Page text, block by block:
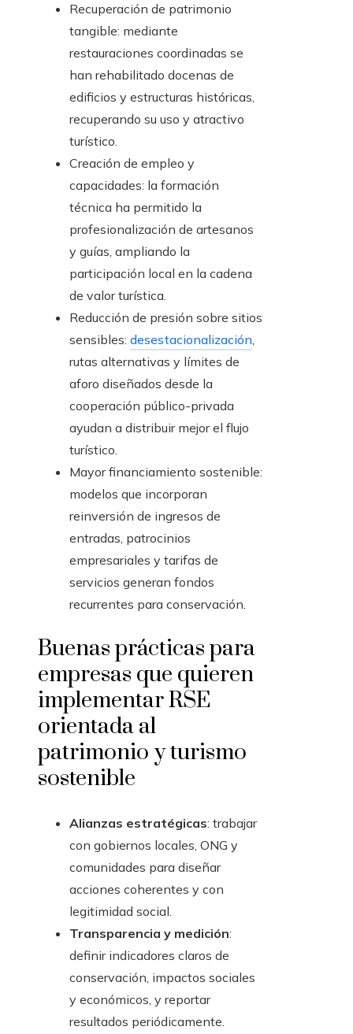
Recuperación de patrimonio
tangible: mediante
restauraciones coordinadas se
han rehabilitado docenas de
edificios y estructuras históricas,
recuperando su uso y atractivo
turístico.
Creación de empleo y
capacidades: la formación
técnica ha permitido la
profesionalización de artesanos
y guías, ampliando la
participación local en la cadena
de valor turística.
Reducción de presión sobre sitios
sensibles: desestacionalización,
rutas alternativas y límites de
aforo diseñados desde la
cooperación público-privada
ayudan a distribuir mejor el flujo
turístico.
Mayor financiamiento sostenible:
modelos que incorporan
reinversión de ingresos de
entradas, patrocinios
empresariales y tarifas de
servicios generan fondos
recurrentes para conservación.
Buenas prácticas para
empresas que quieren
implementar RSE
orientada al
patrimonio y turismo
sostenible
Alianzas estratégicas: trabajar
con gobiernos locales, ONG y
comunidades para diseñar
acciones coherentes y con
legitimidad social.
Transparencia y medición:
definir indicadores claros de
conservación, impactos sociales
y económicos, y reportar
resultados periódicamente.